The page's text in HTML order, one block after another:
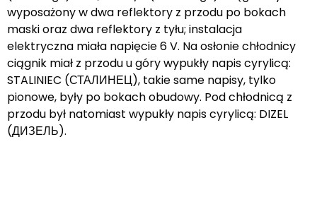
wyposażony w dwa reflektory z przodu po bokach
maski oraz dwa reflektory z tyłu; instalacja
elektryczna miała napięcie 6 V. Na osłonie chłodnicy
ciągnik miał z przodu u góry wypukły napis cyrylicą:
STALINIEC (СТАЛИНЕЦ), takie same napisy, tylko
pionowe, były po bokach obudowy. Pod chłodnicą z
przodu był natomiast wypukły napis cyrylicą: DIZEL
(ДИЗЕЛЬ).